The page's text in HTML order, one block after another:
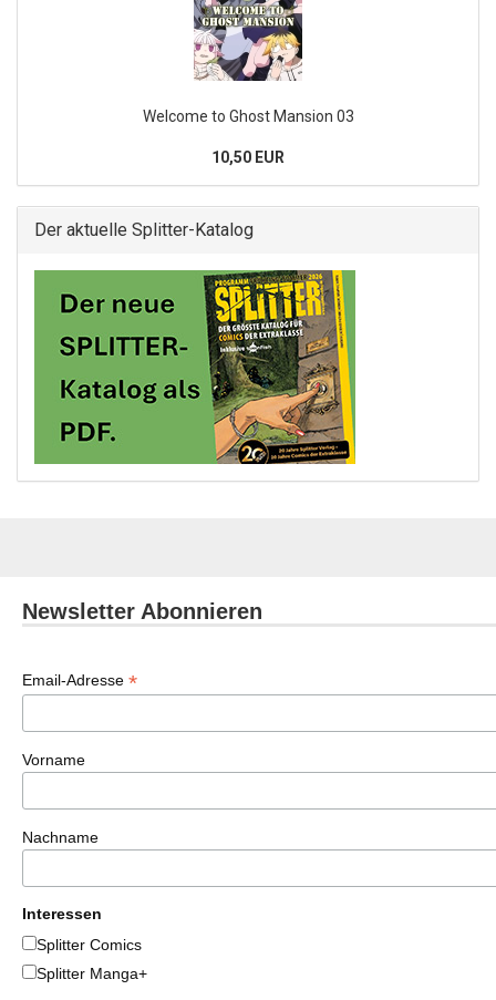
Welcome to Ghost Mansion 03
10,50 EUR
Der aktuelle Splitter-Katalog
Newsletter Abonnieren
Email-Adresse *
Vorname
Nachname
Interessen
Splitter Comics
Splitter Manga+